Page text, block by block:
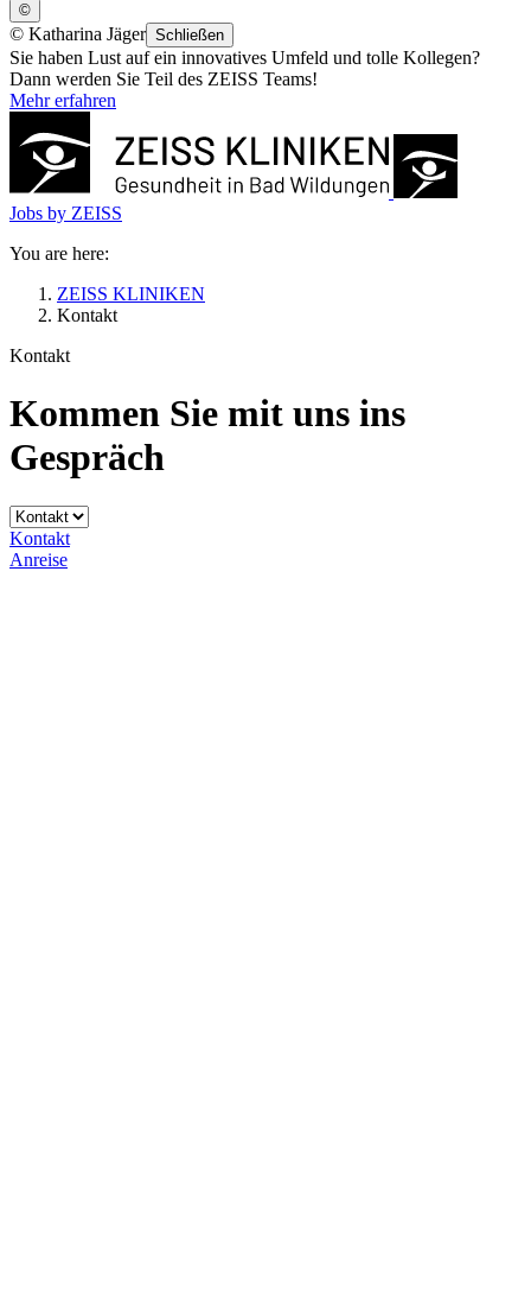
©
© Katharina Jäger Schließen
Sie haben Lust auf ein innovatives Umfeld und tolle Kollegen?
Dann werden Sie Teil des ZEISS Teams!
Mehr erfahren
Jobs by ZEISS
You are here:
ZEISS KLINIKEN
Kontakt
Kontakt
Kommen Sie mit uns ins
Gespräch
Kontakt
Anreise